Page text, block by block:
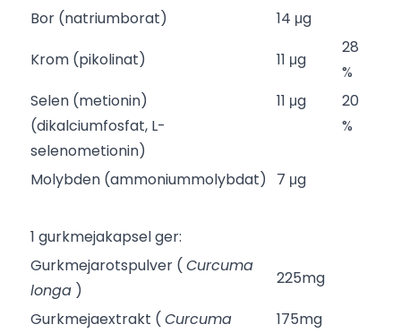
Bor (natriumborat)
14 μg
Krom (pikolinat)
11 μg
28
%
Selen (metionin)
(dikalciumfosfat, L-
selenometionin)
11 μg
20
%
Molybden (ammoniummolybdat) 7 μg
1 gurkmejakapsel ger:
Gurkmejarotspulver ( Curcuma
longa )
225mg
Gurkmejaextrakt ( Curcuma
175mg